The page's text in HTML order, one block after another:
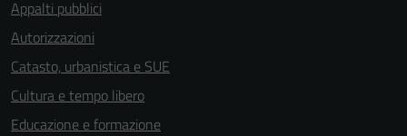
Appalti pubblici
Autorizzazioni
Catasto, urbanistica e SUE
Cultura e tempo libero
Educazione e formazione